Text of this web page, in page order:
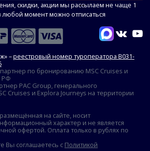
скидки, акции мы рассылаем не чаще 1
любой момент можно отписаться
–реестровый номер туроператора В031-
по бронированию MSC Cruises и
РФ
PAC Group, генерального
Cruises и Explora Journeys на территории
на сайте, носит
характер и не является
офертой. Оплата только в рублях по
Вы соглашаетесь с Политикой